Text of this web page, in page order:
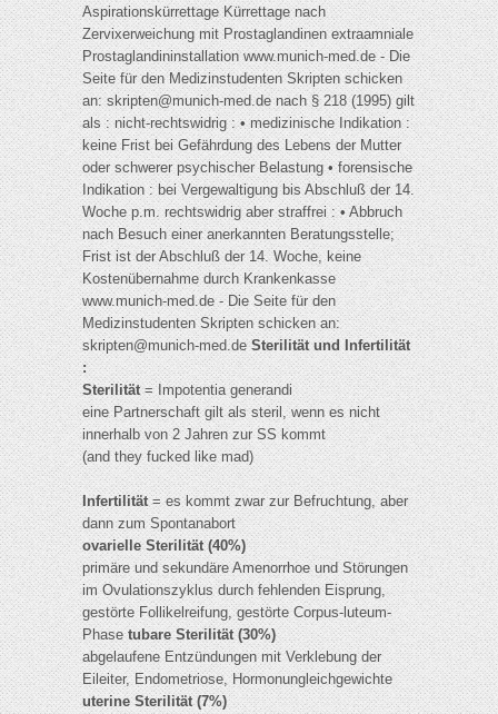
Aspirationskürrettage Kürrettage nach
Zervixerweichung mit Prostaglandinen extraamniale
Prostaglandininstallation www.munich-med.de - Die
Seite für den Medizinstudenten Skripten schicken
an:skripten@munich-med.denach § 218 (1995) gilt
als : nicht-rechtswidrig : • medizinische Indikation :
keine Frist bei Gefährdung des Lebens der Mutter
oder schwerer psychischer Belastung • forensische
Indikation : bei Vergewaltigung bis Abschluß der 14.
Woche p.m. rechtswidrig aber straffrei : • Abbruch
nach Besuch einer anerkannten Beratungsstelle;
Frist ist der Abschluß der 14. Woche, keine
Kostenübernahme durch Krankenkasse
www.munich-med.de - Die Seite für den
Medizinstudenten Skripten schicken an:
skripten@munich-med.de Sterilität und Infertilität
:
Sterilität= Impotentia generandi
eine Partnerschaft gilt als steril, wenn es nicht
innerhalb von 2 Jahren zur SS kommt
(and they fucked like mad)
Infertilität= es kommt zwar zur Befruchtung, aber
dann zum Spontanabort
ovarielle Sterilität (40%)
primäre und sekundäre Amenorrhoe und Störungen
im Ovulationszyklus durch fehlenden Eisprung,
gestörte Follikelreifung, gestörte Corpus-luteum-
Phasetubare Sterilität (30%)
abgelaufene Entzündungen mit Verklebung der
Eileiter, Endometriose, Hormonungleichgewichte
uterine Sterilität (7%)